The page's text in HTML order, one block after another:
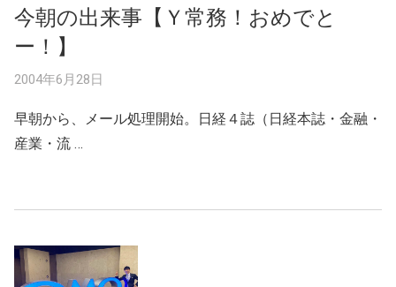
今朝の出来事【Ｙ常務！おめでと
ー！】
2004年6月28日
早朝から、メール処理開始。日経４誌（日経本誌・金融・
産業・流 …